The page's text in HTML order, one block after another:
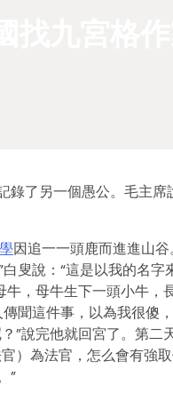
了另一個愚公。毛主席
因追一一頭鹿而進進山
叟說：“這是以我的名
，母牛生下一頭小牛
聞這件事，以為我很傻
”說完他就回宮了。第
）為法官，怎么會有強
”